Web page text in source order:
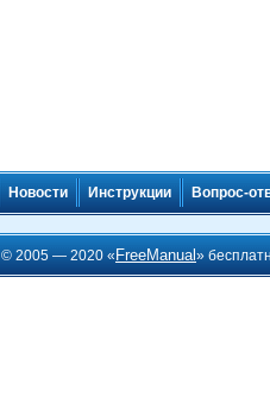
Новости Инструкции Вопрос-
© 2005 — 2020 « FreeManual»